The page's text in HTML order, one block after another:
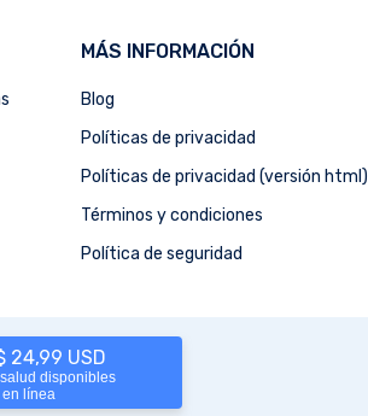
24,99 USD
disponibles
línea
MÁS INFORMACIÓN
Blog
Políticas de privacidad
Políticas de privacidad (versión html)
Términos y condiciones
Política de seguridad